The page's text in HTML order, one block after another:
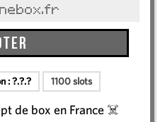
:?.?.? 1100 slots
de box en France ☠️